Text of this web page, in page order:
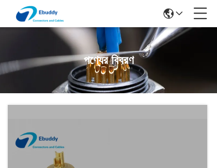
পণ্যের বিবরণ